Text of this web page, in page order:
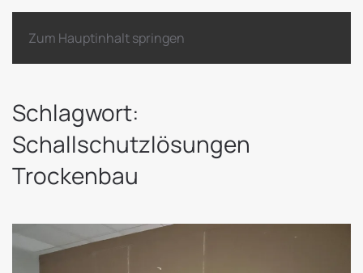
Zum Hauptinhalt springen
Schlagwort:
Schallschutzlösungen
Trockenbau